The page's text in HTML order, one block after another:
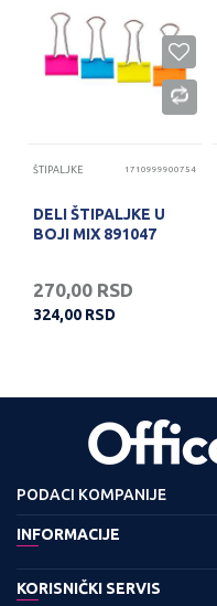
ŠTIPALJKE 1710999900754
DELI ŠTIPALJKE U
BOJI MIX 891047
270,00 RSD
324,00 RSD
PODACI KOMPANIJE
Adresa :
11158 Beograd
INFORMACIJE
O nama
KORISNIČKI SERVIS